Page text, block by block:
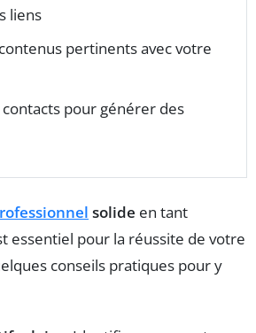
liens
pertinents avec votre
contacts pour générer des
solide en tant
essentiel pour la réussite de votre
conseils pratiques pour y